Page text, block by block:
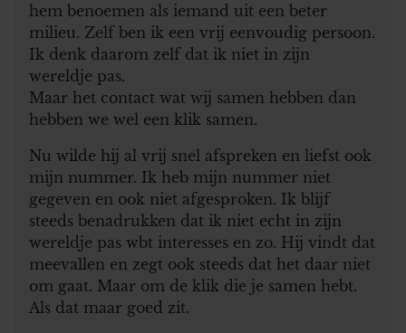
hem benoemen als iemand uit een beter
milieu. Zelf ben ik een vrij eenvoudig persoon.
Ik denk daarom zelf dat ik niet in zijn
wereldje pas.
Maar het contact wat wij samen hebben dan
hebben we wel een klik samen.
Nu wilde hij al vrij snel afspreken en liefst ook
mijn nummer. Ik heb mijn nummer niet
gegeven en ook niet afgesproken. Ik blijf
steeds benadrukken dat ik niet echt in zijn
wereldje pas wbt interesses en zo. Hij vindt dat
meevallen en zegt ook steeds dat het daar niet
om gaat. Maar om de klik die je samen hebt.
Als dat maar goed zit.